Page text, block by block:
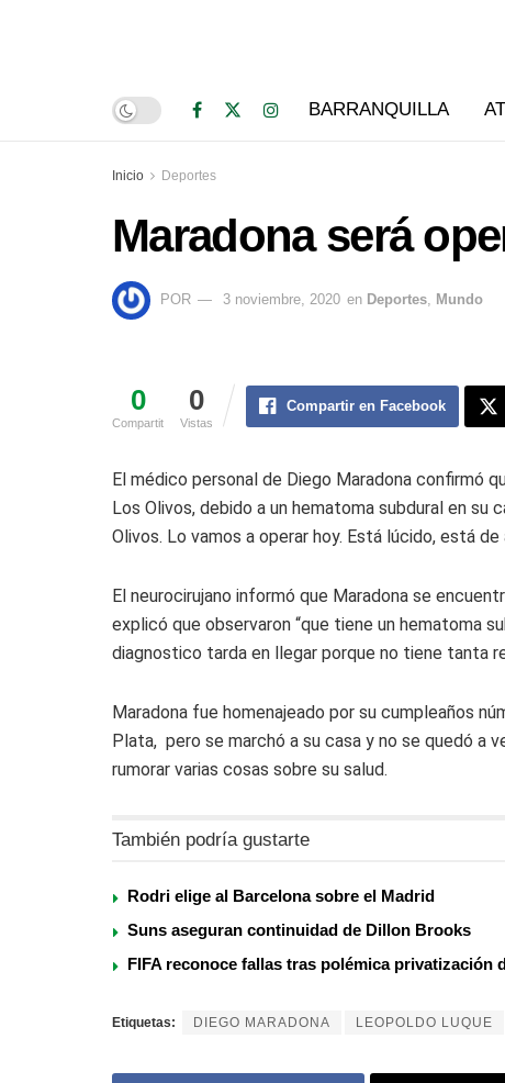
BARRANQUILLA
Inicio Deportes
Maradona será
POR 3 noviembre, 2020 en Deportes Mundo
0
Compartit
0
Vistas
Compartir en Facebook
El médico personal de Diego Maradona confirmó
Los Olivos, debido a un hematoma subdural en su
Olivos. Lo vamos a operar hoy. Está lúcido, está
El neurocirujano informó que Maradona se
explicó que observaron “que tiene un hematoma
diagnostico tarda en llegar porque no tiene tanta
Maradona fue homenajeado por su cumpleaños
Plata, pero se marchó a su casa y no se quedó a
rumorar varias cosas sobre su salud.
También podría gustarte
Rodri elige al Barcelona sobre el Madrid
Suns aseguran continuidad de Dillon Brooks
FIFA reconoce fallas tras polémica privatización
Etiquetas: DIEGO MARADONA LEOPOLDO LUQUE